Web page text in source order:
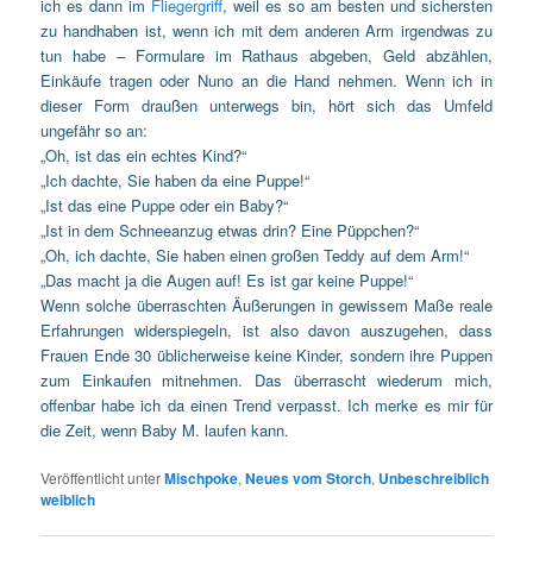
ich es dann im Fliegergriff, weil es so am besten und sichersten
zu handhaben ist, wenn ich mit dem anderen Arm irgendwas zu
tun habe – Formulare im Rathaus abgeben, Geld abzählen,
Einkäufe tragen oder Nuno an die Hand nehmen. Wenn ich in
dieser Form draußen unterwegs bin, hört sich das Umfeld
ungefähr so an:
„Oh, ist das ein echtes Kind?“
„Ich dachte, Sie haben da eine Puppe!“
„Ist das eine Puppe oder ein Baby?“
„Ist in dem Schneeanzug etwas drin? Eine Püppchen?“
„Oh, ich dachte, Sie haben einen großen Teddy auf dem Arm!“
„Das macht ja die Augen auf! Es ist gar keine Puppe!“
Wenn solche überraschten Äußerungen in gewissem Maße reale
Erfahrungen widerspiegeln, ist also davon auszugehen, dass
Frauen Ende 30 üblicherweise keine Kinder, sondern ihre Puppen
zum Einkaufen mitnehmen. Das überrascht wiederum mich,
offenbar habe ich da einen Trend verpasst. Ich merke es mir für
die Zeit, wenn Baby M. laufen kann.
Veröffentlicht unterMischpoke,Neues vom Storch, Unbeschreiblich
weiblich